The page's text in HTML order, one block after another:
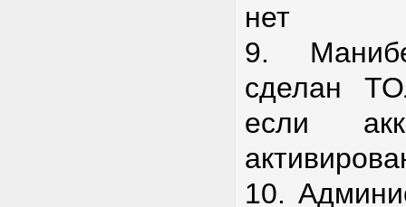
нет
9.
сделан
если
10.